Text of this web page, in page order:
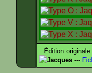
Édition
Jacques ---